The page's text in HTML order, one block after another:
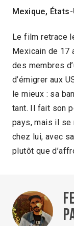
Mexique,
Le film retrace
Mexicain de 17
des membres
d’émigrer aux
le mieux : sa
tant. Il fait son
pays, mais il se
chez lui, avec
plutôt que